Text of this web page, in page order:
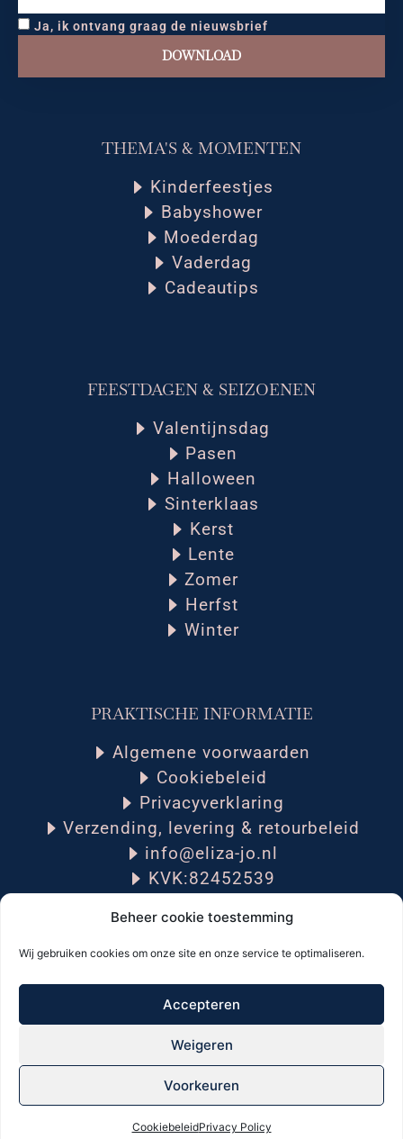
Beheer cookie toestemming
Wij gebruiken cookies om onze site en onze service te optimaliseren.
Accepteren
Weigeren
Voorkeuren
CookiebeleidPrivacy Policy
Ja, ik ontvang graag de nieuwsbrief
DOWNLOAD
THEMA'S & MOMENTEN
Kinderfeestjes
Babyshower
Moederdag
Vaderdag
Cadeautips
FEESTDAGEN & SEIZOENEN
Valentijnsdag
Pasen
Halloween
Sinterklaas
Kerst
Lente
Zomer
Herfst
Winter
PRAKTISCHE INFORMATIE
Algemene voorwaarden
Cookiebeleid
Privacyverklaring
Verzending, levering & retourbeleid
info@eliza-jo.nl
KVK:82452539
Volg mij op social media: